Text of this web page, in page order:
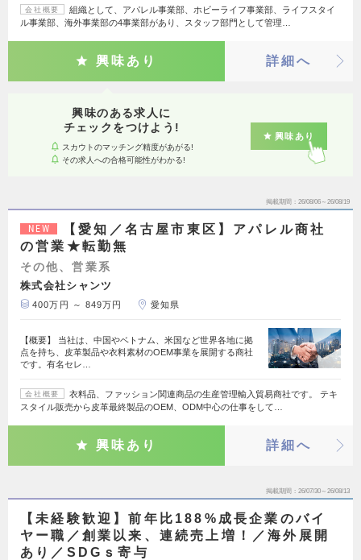
会社概要
組織として、アパレル事業部、ホビーライフ事業部、ライフスタイ
ル事業部、海外事業部の4事業部があり、スタッフ部門として管理…
興味あり 詳細へ
興味のある求人に
チェックをつけよう!
スカウトのマッチング精度があがる!
その求人への合格可能性がわかる!
興味あり
掲載期間 26/08/06～26/08/19
NEW
【愛知／名古屋市東区】アパレル商社
の営業★転勤無
その他、営業系
株式会社シャンツ
400万円 ～ 849万円 愛知県
【概要】 当社は、中国やベトナム、米国など世界各地に拠
点を持ち、皮革製品や衣料素材のOEM事業を展開する商社
です。有名セレ…
会社概要
衣料品、ファッション関連商品の生産管理輸入貿易商社です。 テキ
スタイル販売から皮革最終製品のOEM、ODM中心の仕事をして…
興味あり 詳細へ
掲載期間 26/07/30～26/08/13
【未経験歓迎】前年比188%成長企業のバイ
ヤー職／創業以来、連続売上増！／海外展開
あり／SDGｓ寄与